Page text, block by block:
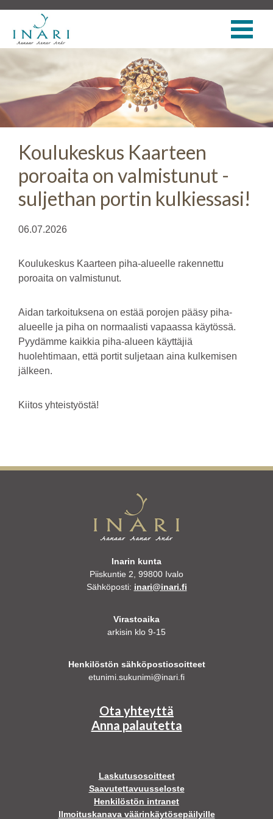
Koulukeskus Kaarteen
poroaita on valmistunut -
suljethan portin kulkiessasi!
06.07.2026
Koulukeskus Kaarteen piha-alueelle rakennettu
poroaita on valmistunut.
Aidan tarkoituksena on estää porojen pääsy piha-
alueelle ja piha on normaalisti vapaassa käytössä.
Pyydämme kaikkia piha-alueen käyttäjiä
huolehtimaan, että portit suljetaan aina kulkemisen
jälkeen.
Kiitos yhteistyöstä!
Inarin kunta
Piiskuntie 2, 99800 Ivalo
Sähköposti: inari@inari.fi
Virastoaika
arkisin klo 9-15
Henkilöstön sähköpostiosoitteet
etunimi.sukunimi@inari.fi
Ota yhteyttä
Anna palautetta
Laskutusosoitteet
Saavutettavuusseloste
Henkilöstön intranet
Ilmoituskanava väärinkäytösepäilyille